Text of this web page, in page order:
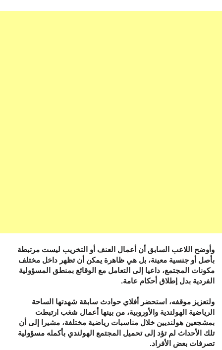
وأوضح اللاعب السابق أن أعمال العنف أو التخريب ليست مرتبطة
بأصل أو جنسية معينة، بل هي ظاهرة يمكن أن تظهر داخل مختلف
مكونات المجتمع، داعيا إلى التعامل مع الوقائع بمنطق المسؤولية
الفردية بدل إطلاق أحكام عامة.
ولتعزيز موقفه، استحضر أفلاي حوادث سابقة شهدتها الساحة
الرياضية الهولندية والأوروبية، من بينها أعمال شغب ارتبطت
بمشجعين هولنديين خلال مناسبات رياضية مختلفة، مشيرا إلى أن
تلك الأحداث لم تؤد إلى تحميل المجتمع الهولندي بأكمله مسؤولية
تصرفات بعض الأفراد.